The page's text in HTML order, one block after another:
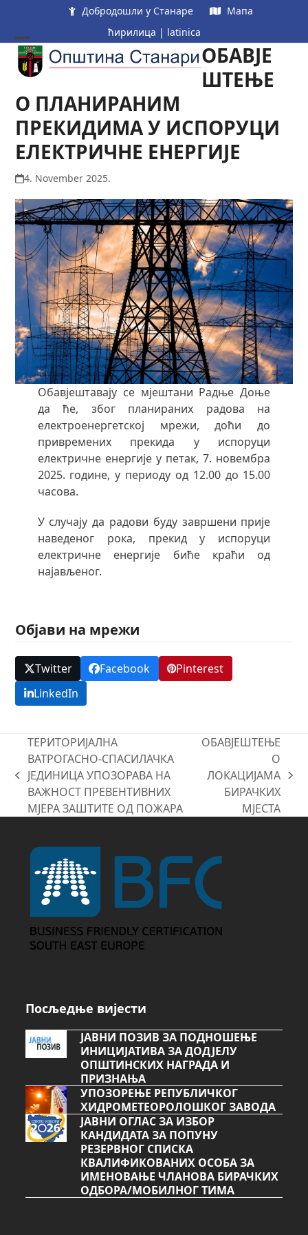
content
Добродошли у Станаре
Мапа
ћирилица | latinica
Open
mobile
menu
Close
mobile
menu
ОБАВЈЕ
ШТЕЊЕ
О ПЛАНИРАНИМ
ПРЕКИДИМА У ИСПОРУЦИ
ЕЛЕКТРИЧНЕ ЕНЕРГИЈЕ
4. November 2025.
Обавјештавају се мјештани Радње Доње
да ће, због планираних радова на
електроенергетској мрежи, доћи до
привремених прекида у испоруци
електричне енергије у петак, 7. новембра
2025. године, у периоду од 12.00 до 15.00
часова.
У случају да радови буду завршени прије
наведеног рока, прекид у испоруци
електричне енергије биће краћи од
најављеног.
Објави на мрежи
Twitter Facebook
Pinterest
LinkedIn
previous
post:
ТЕРИТОРИЈАЛНА
ВАТРОГАСНО-СПАСИЛАЧКА
ЈЕДИНИЦА УПОЗОРАВА НА
ВАЖНОСТ ПРЕВЕНТИВНИХ
МЈЕРА ЗАШТИТЕ ОД ПОЖАРА
next
post:
ОБАВЈЕШТЕЊЕ
О
ЛОКАЦИЈАМА
БИРАЧКИХ
МЈЕСТА
Посљедње вијести
ЈАВНИ ПОЗИВ ЗА ПОДНОШЕЊЕ
ИНИЦИЈАТИВА ЗА ДОДЈЕЛУ
ОПШТИНСКИХ НАГРАДА И
ПРИЗНАЊА
УПОЗОРЕЊЕ РЕПУБЛИЧКОГ
ХИДРОМЕТЕОРОЛОШКОГ ЗАВОДА
ЈАВНИ ОГЛАС ЗА ИЗБОР
КАНДИДАТА ЗА ПОПУНУ
РЕЗЕРВНОГ СПИСКА
КВАЛИФИКОВАНИХ ОСОБА ЗА
ИМЕНОВАЊЕ ЧЛАНОВА БИРАЧКИХ
ОДБОРА/МОБИЛНОГ ТИМА